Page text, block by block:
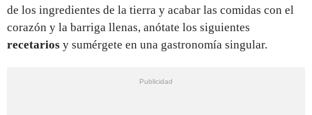
de los ingredientes de la tierra y acabar las comidas con el
corazón y la barriga llenas, anótate los siguientes
recetarios y sumérgete en una gastronomía singular.